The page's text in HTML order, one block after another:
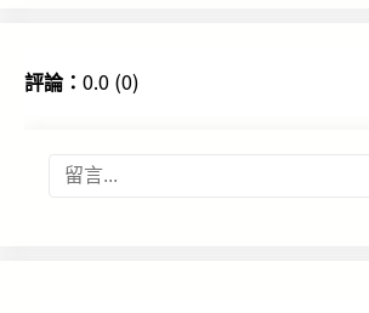
評論： 0.0 (0)